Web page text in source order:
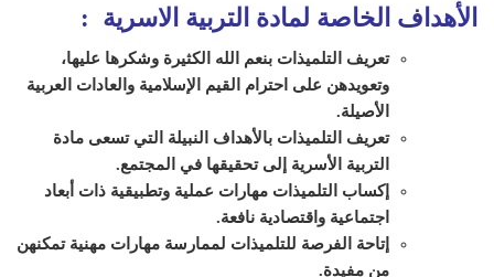
الأهداف الخاصة لمادة التربية الاسرية :
تعريف التلميذات بنعم الله الكثيرة وشكرها عليها،
وتعويدهن على احترام القيم الإسلامية والعادات العربية
الأصيلة.
تعريف التلميذات بالأهداف النبيلة التي تسعى مادة
التربية الأسرية إلى تحقيقها في المجتمع.
إكساب التلميذات مهارات عملية وتطبيقية ذات أبعاد
اجتماعية واقتصادية نافعة.
إتاحة الفرصة للتلميذات لممارسة مهارات مهنية تمكنهن
من مفيدة.